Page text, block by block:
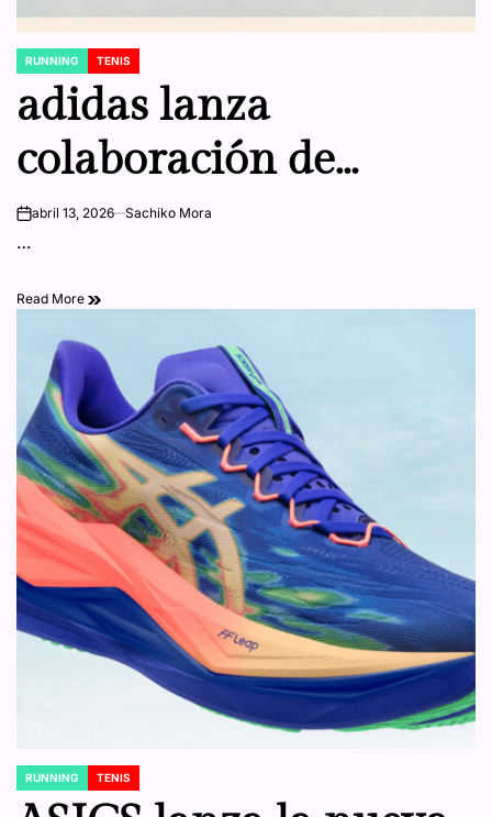
POSTED
RUNNING TENIS
adidas lanza
colaboración de
running con Song for
onabril 13, 2026 Sachiko Mora
…
Read More
POSTED
IN
RUNNING TENIS